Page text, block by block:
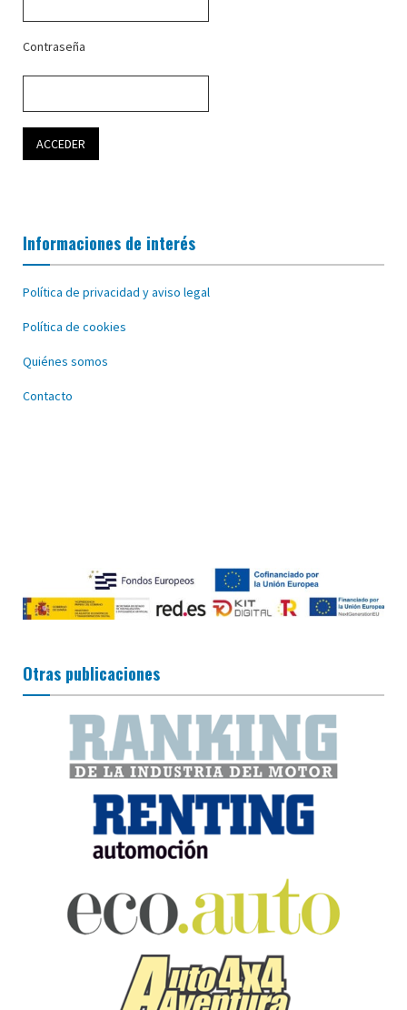
Contraseña
Informaciones de interés
Política de privacidad y aviso legal
Política de cookies
Quiénes somos
Contacto
Otras publicaciones